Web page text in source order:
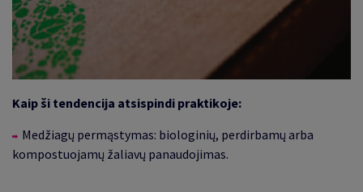
Kaip ši tendencija atsispindi praktikoje:
Medžiagų permąstymas: biologinių, perdirbamų arba
kompostuojamų žaliavų panaudojimas.